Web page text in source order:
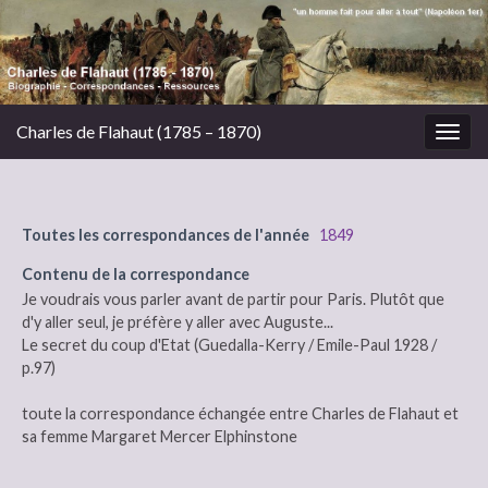
Charles de Flahaut (1785 – 1870)
Toutes les correspondances de l'année 1849
Contenu de la correspondance
Je voudrais vous parler avant de partir pour Paris. Plutôt que
d'y aller seul, je préfère y aller avec Auguste...
Le secret du coup d'Etat (Guedalla-Kerry / Emile-Paul 1928 /
p.97)
toute la correspondance échangée entre Charles de Flahaut et
sa femme Margaret Mercer Elphinstone